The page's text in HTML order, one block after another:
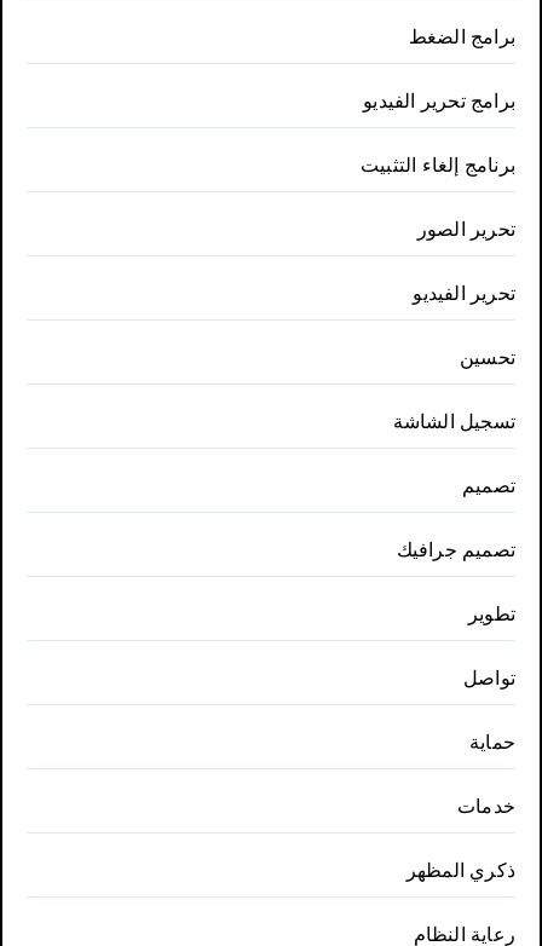
برامج الضغط
برامج تحرير الفيديو
برنامج إلغاء التثبيت
تحرير الصور
تحرير الفيديو
تحسين
تسجيل الشاشة
تصميم
تصميم جرافيك
تطوير
تواصل
حماية
خدمات
ذكري المظهر
رعاية النظام